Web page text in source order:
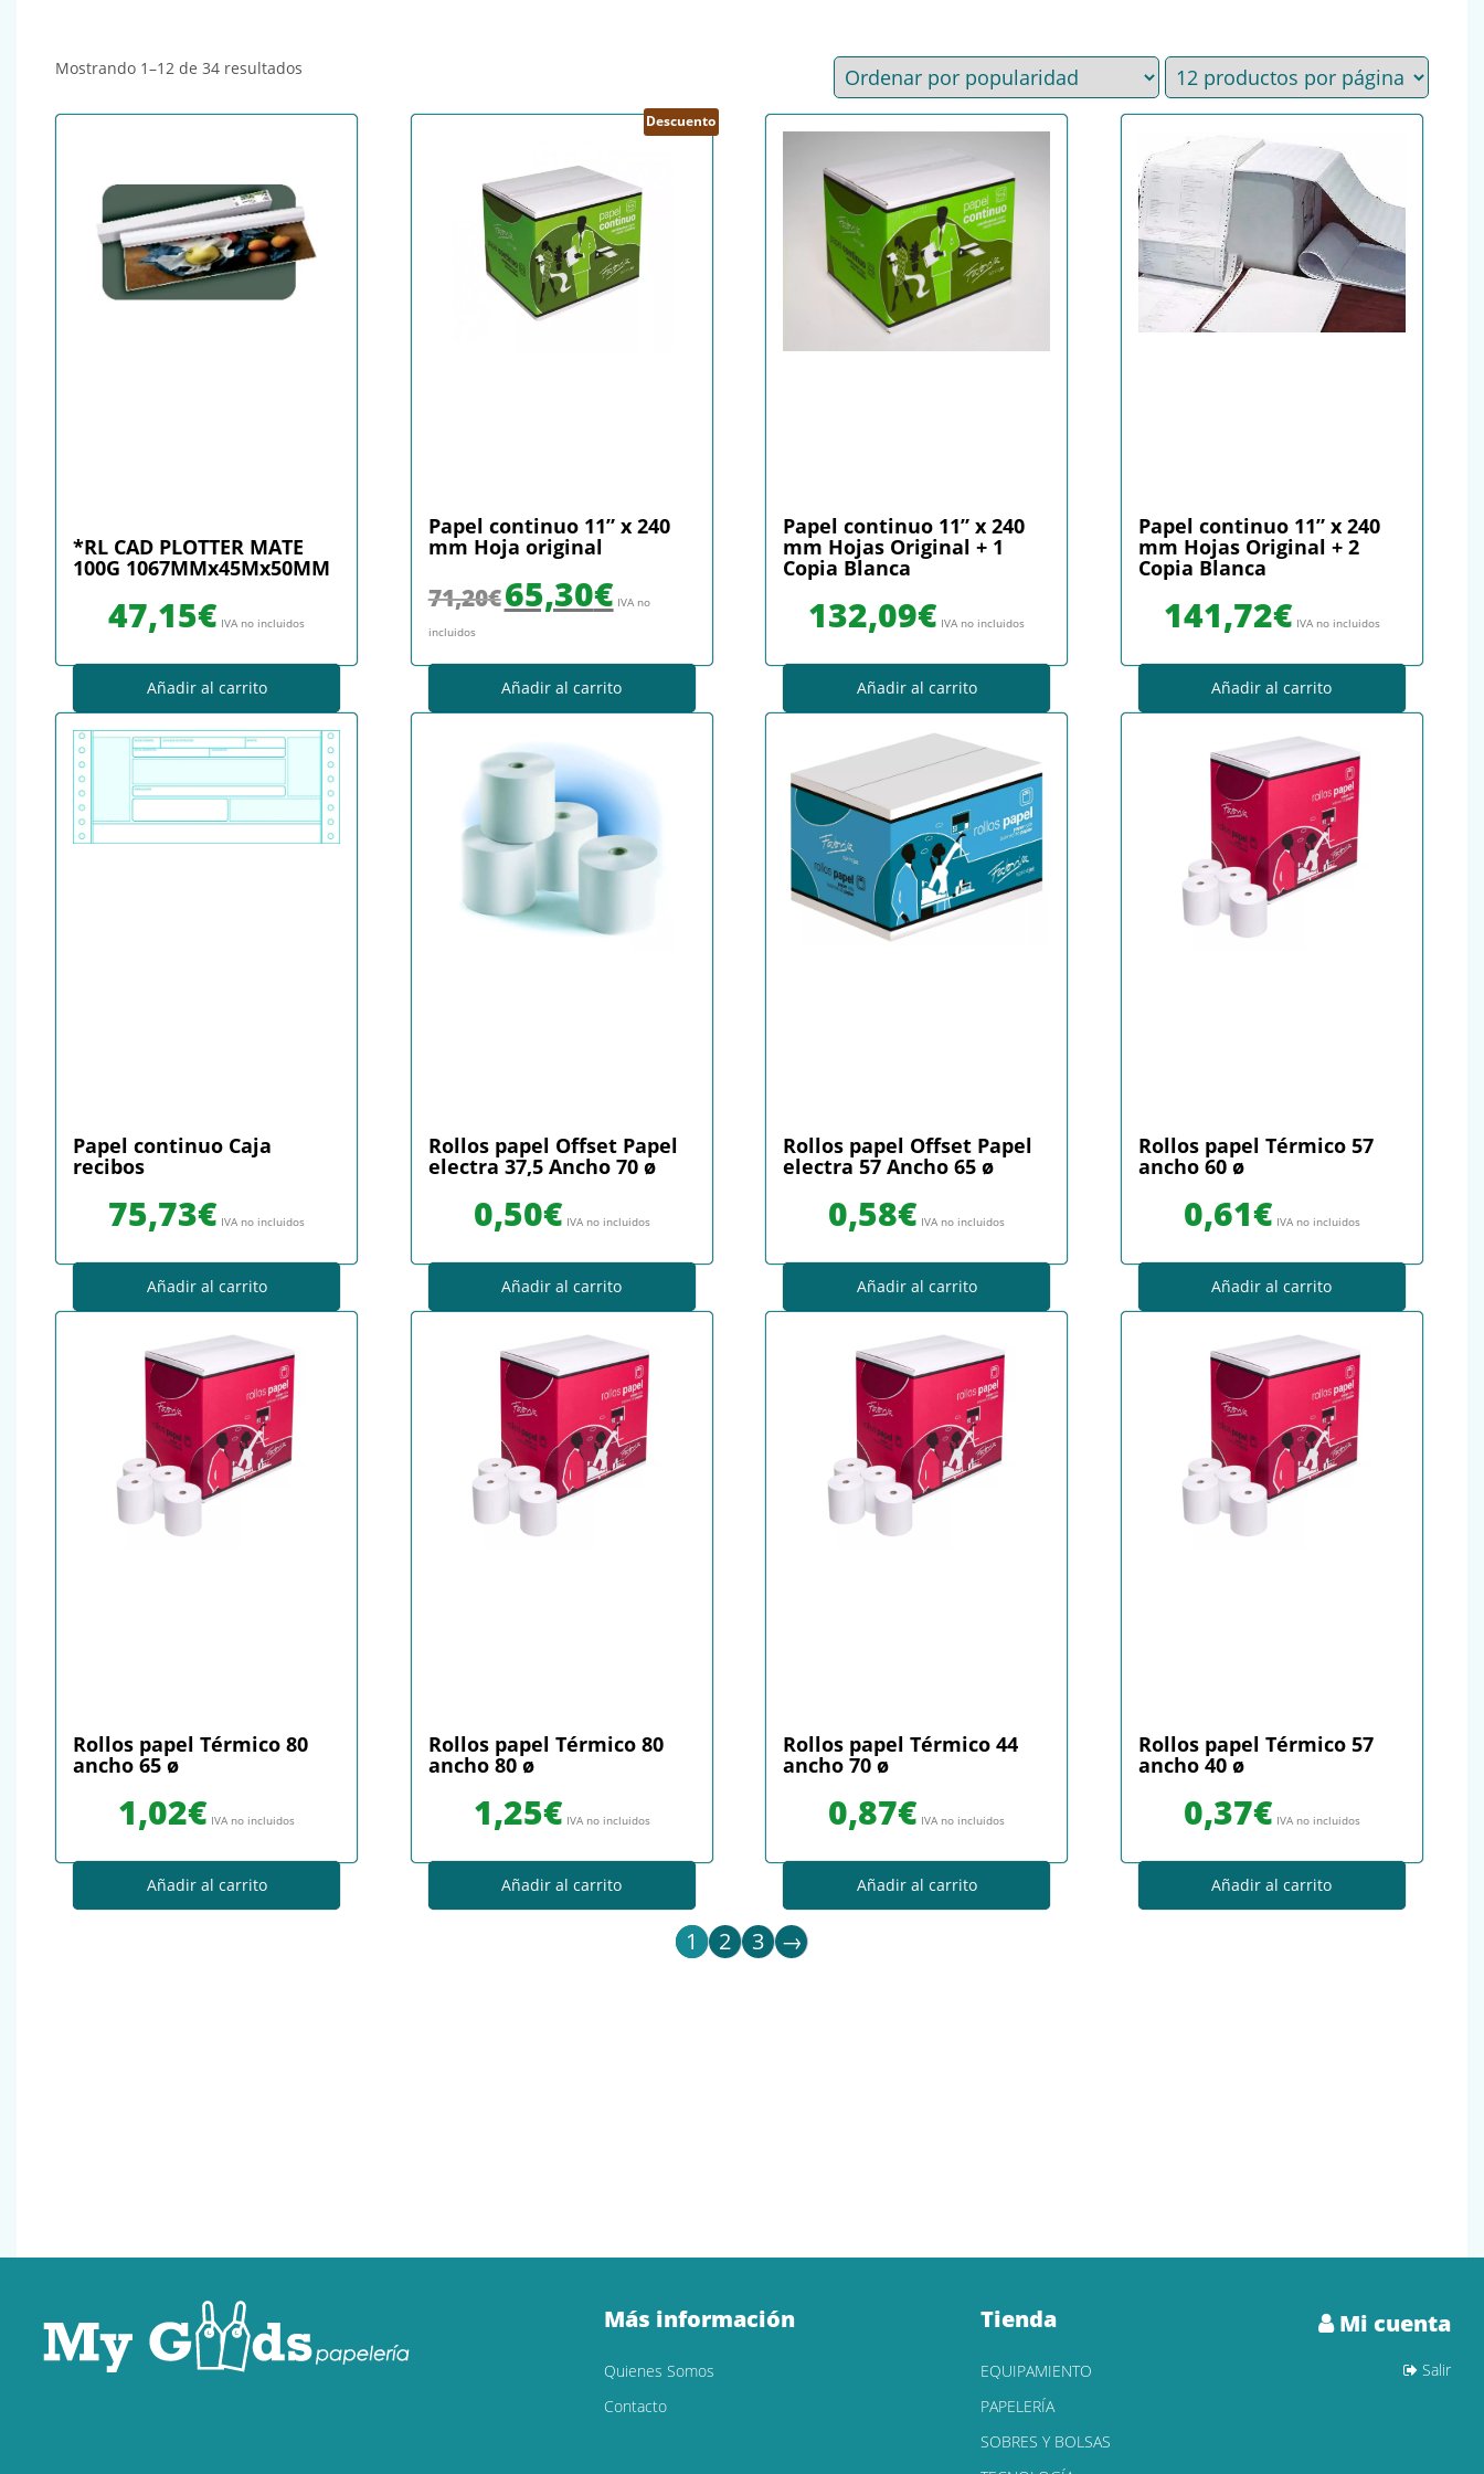
Mostrando 1–12 de 34 resultados
*RL CAD PLOTTER MATE
100G 1067MMx45Mx50MM
47,15€ IVA no incluidos
Añadir al carrito
Descuento
Papel continuo 11” x 240
mm Hoja original
71,20€65,30€ IVA no
incluidos
Añadir al carrito
Papel continuo 11” x 240
mm Hojas Original + 1
Copia Blanca
132,09€ IVA no incluidos
Añadir al carrito
Papel continuo 11” x 240
mm Hojas Original + 2
Copia Blanca
141,72€ IVA no incluidos
Añadir al carrito
Papel continuo Caja
recibos
75,73€ IVA no incluidos
Añadir al carrito
Rollos papel Offset Papel
electra 37,5 Ancho 70 ø
0,50€ IVA no incluidos
Añadir al carrito
Rollos papel Offset Papel
electra 57 Ancho 65 ø
0,58€ IVA no incluidos
Añadir al carrito
Rollos papel Térmico 57
ancho 60 ø
0,61€ IVA no incluidos
Añadir al carrito
Rollos papel Térmico 80
ancho 65 ø
1,02€ IVA no incluidos
Añadir al carrito
Rollos papel Térmico 80
ancho 80 ø
1,25€ IVA no incluidos
Añadir al carrito
Rollos papel Térmico 44
ancho 70 ø
0,87€ IVA no incluidos
Añadir al carrito
Rollos papel Térmico 57
ancho 40 ø
0,37€ IVA no incluidos
Añadir al carrito
1 2 3 →
Más información
Quienes Somos
Contacto
Tienda
EQUIPAMIENTO
PAPELERÍA
SOBRES Y BOLSAS
Mi cuenta
Salir